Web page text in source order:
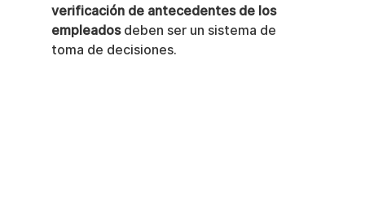
verificación de antecedentes de los
empleados deben ser un sistema de
toma de decisiones.